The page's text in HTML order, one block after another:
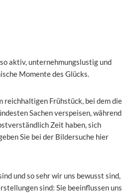
aktiv, unternehmungslustig und
Momente des Glücks.
reichhaltigen Frühstück, bei dem die
Sachen verspeisen, während
Zeit haben, sich
Sie bei der Bildersuche hier
und so sehr wir uns bewusst sind,
sind: Sie beeinflussen uns